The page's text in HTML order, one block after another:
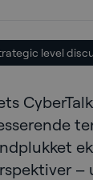
level
–